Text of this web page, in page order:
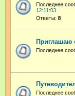
Последнее
12:11:03
Ответы: 8
Приглашаю
Последнее
Последнее